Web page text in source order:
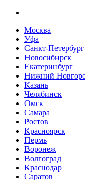
Москва
Уфа
Санкт-Петербург
Новосибирск
Екатеринбург
Нижний
Казань
Челябинск
Омск
Самара
Ростов
Красноярск
Пермь
Воронеж
Волгоград
Краснодар
Саратов